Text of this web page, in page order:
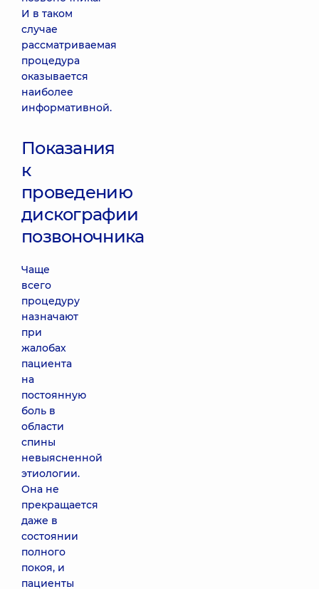
И в таком
случае
рассматриваемая
процедура
оказывается
наиболее
информативной.
Показания
к
проведению
дискографии
позвоночника
Чаще
всего
процедуру
назначают
при
жалобах
пациента
на
постоянную
боль в
области
спины
невыясненной
этиологии.
Она не
прекращается
даже в
состоянии
полного
покоя, и
пациенты